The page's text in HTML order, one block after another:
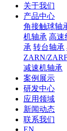
关于我们
产品中心
角接触球轴
机轴承 高速
承 转台轴承
ZARN/
减速机轴承
案例展示
研发中心
应用领域
新闻动态
联系我们
EN